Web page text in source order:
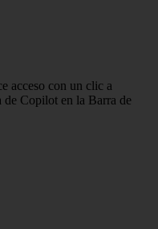
acceso con un clic a
de Copilot en la Barra de